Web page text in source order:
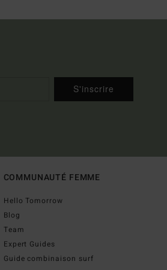
S'inscrire
COMMUNAUTÉ FEMME
Hello Tomorrow
Blog
Team
Expert Guides
Guide combinaison surf